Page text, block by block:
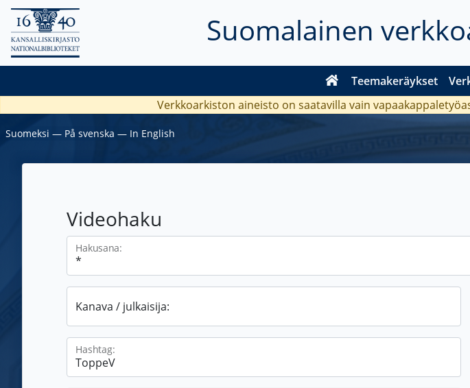
Suomalainen
Teemakeräykset
Verkkoarkiston aineisto on saatavilla vain
Suomeksi ― På svenska ― In English
Videohaku
Hakusana:
Kanava / julkaisija:
Hashtag: